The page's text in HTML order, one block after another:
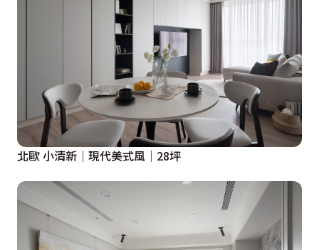
北歐 小清新│現代美式風│28坪